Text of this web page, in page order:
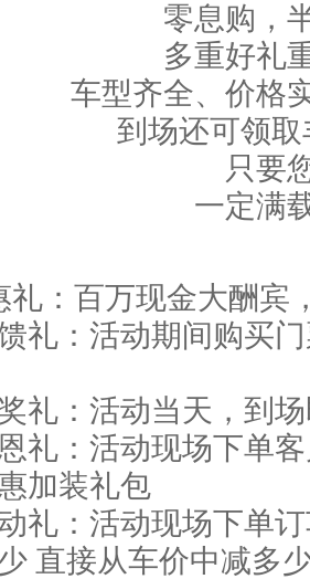
零息购，半
多重好礼重
车型齐全、价格实
到场还可领取
只要
一定满
：百万现金大酬宾
：活动期间购买门
：活动当天，到场
：活动现场下单客
加装礼包
：活动现场下单订
直接从车价中减多